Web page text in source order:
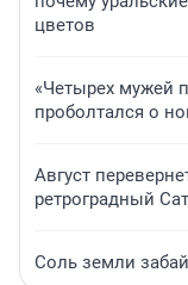
цветов
«Четырех мужей
проболтался о
Август
ретроградный
Соль земли